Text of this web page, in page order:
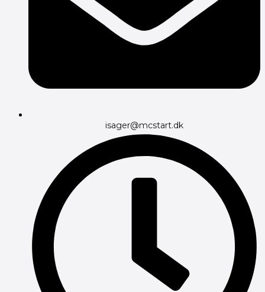
isager@mcstart.dk